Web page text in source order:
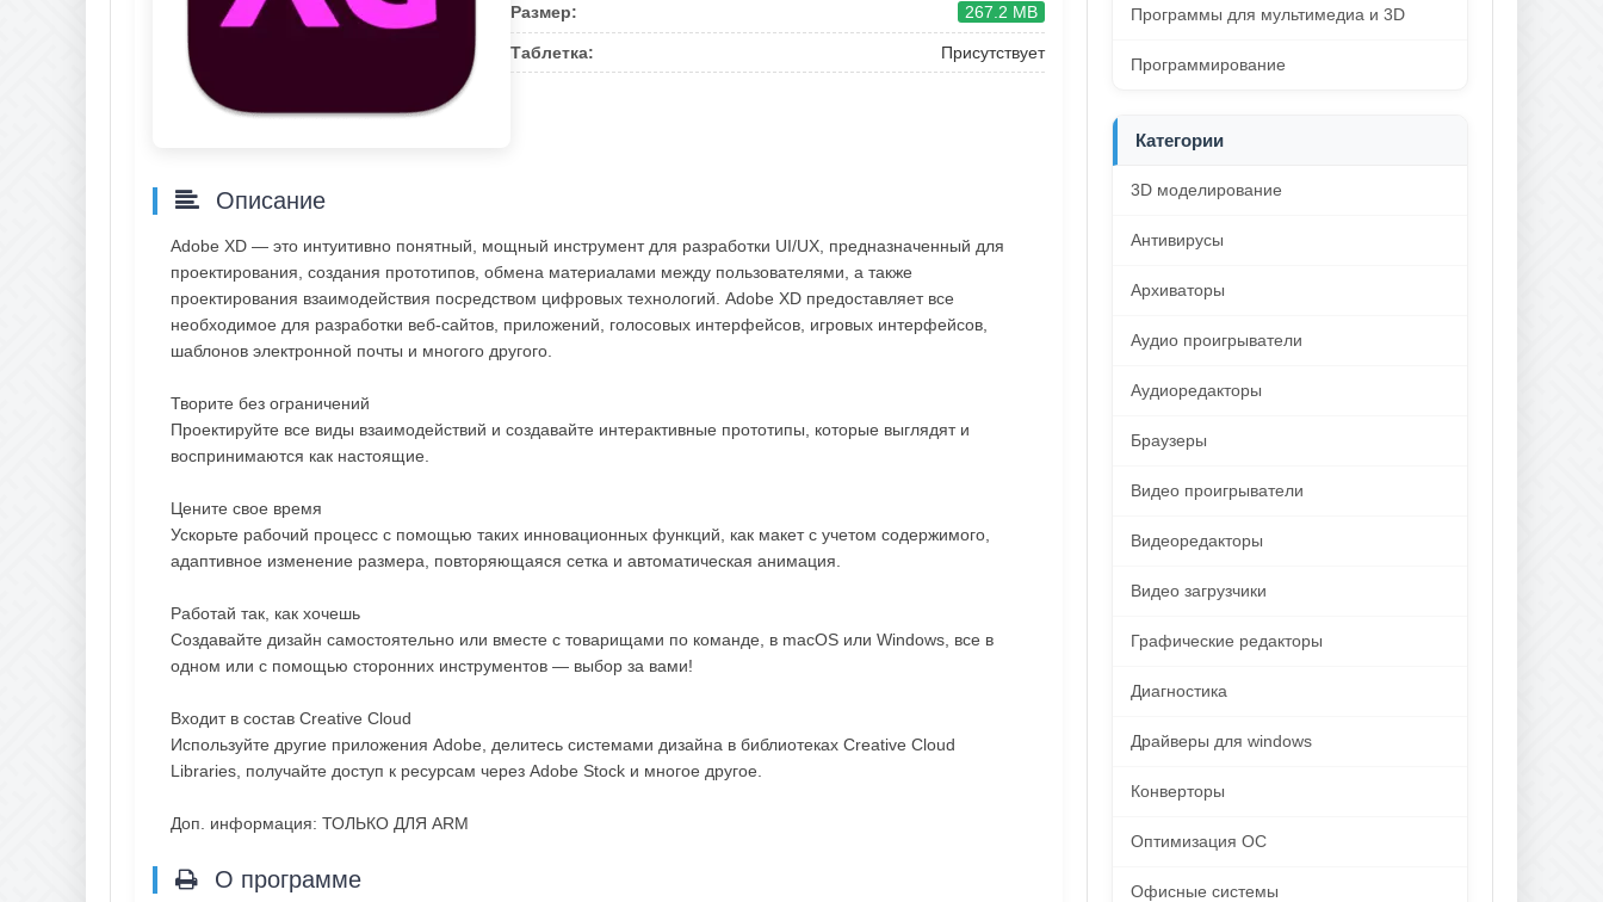
Размер: 267.2 MB
Таблетка: Присутствует
Описание
Adobe XD — это интуитивно понятный, мощный инструмент для разработки UI/UX, предназначенный для
проектирования, создания прототипов, обмена материалами между пользователями, а также
проектирования взаимодействия посредством цифровых технологий. Adobe XD предоставляет все
необходимое для разработки веб-сайтов, приложений, голосовых интерфейсов, игровых интерфейсов,
шаблонов электронной почты и многого другого.
Творите без ограничений
Проектируйте все виды взаимодействий и создавайте интерактивные прототипы, которые выглядят и
воспринимаются как настоящие.
Цените свое время
Ускорьте рабочий процесс с помощью таких инновационных функций, как макет с учетом содержимого,
адаптивное изменение размера, повторяющаяся сетка и автоматическая анимация.
Работай так, как хочешь
Создавайте дизайн самостоятельно или вместе с товарищами по команде, в macOS или Windows, все в
одном или с помощью сторонних инструментов — выбор за вами!
Входит в состав Creative Cloud
Используйте другие приложения Adobe, делитесь системами дизайна в библиотеках Creative Cloud
Libraries, получайте доступ к ресурсам через Adobe Stock и многое другое.
Доп. информация: ТОЛЬКО ДЛЯ ARM
О программе
Программы для мультимедиа и 3D
Программирование
Категории
3D моделирование
Антивирусы
Архиваторы
Аудио проигрыватели
Аудиоредакторы
Браузеры
Видео проигрыватели
Видеоредакторы
Видео загрузчики
Графические редакторы
Диагностика
Драйверы для windows
Конверторы
Оптимизация ОС
Офисные системы